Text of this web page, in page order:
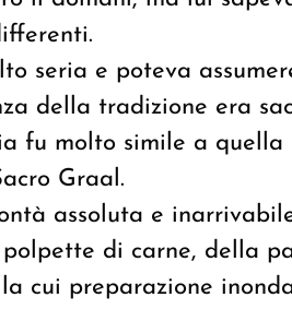
seria e poteva
della tradizione era
fu molto simile a quella
Graal.
assoluta e
di carne, della
cui preparazione